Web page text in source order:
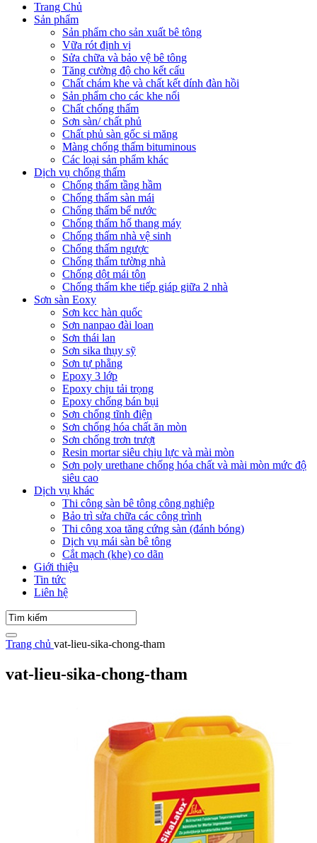
Trang Chủ
Sản phẩm
Sản phẩm cho sản xuất bê tông
Vữa rót định vị
Sửa chữa và bảo vệ bê tông
Tăng cường độ cho kết cấu
Chất chám khe và chất kết dính đàn hồi
Sản phẩm cho các khe nối
Chất chống thấm
Sơn sàn/ chất phủ
Chất phủ sàn gốc si măng
Màng chống thấm bituminous
Các loại sản phẩm khác
Dịch vụ chống thấm
Chống thấm tầng hầm
Chống thấm sàn mái
Chống thấm bể nước
Chống thấm hố thang máy
Chống thấm nhà vệ sinh
Chống thấm ngược
Chống thấm tường nhà
Chống dột mái tôn
Chống thấm khe tiếp giáp giữa 2 nhà
Sơn sàn Eoxy
Sơn kcc hàn quốc
Sơn nanpao đài loan
Sơn thái lan
Sơn sika thụy sỹ
Sơn tự phẳng
Epoxy 3 lớp
Epoxy chịu tải trọng
Epoxy chống bán bụi
Sơn chống tĩnh điện
Sơn chống hóa chất ăn mòn
Sơn chống trơn trượt
Resin mortar siêu chịu lực và mài mòn
Sơn poly urethane chống hóa chất và mài mòn mức độ
siêu cao
Dịch vụ khác
Thi công sàn bê tông công nghiệp
Bảo trì sửa chữa các công trình
Thi công xoa tăng cứng sàn (đánh bóng)
Dịch vụ mái sàn bê tông
Cắt mạch (khe) co dãn
Giới thiệu
Tin tức
Liên hệ
Trang chủ vat-lieu-sika-chong-tham
vat-lieu-sika-chong-tham